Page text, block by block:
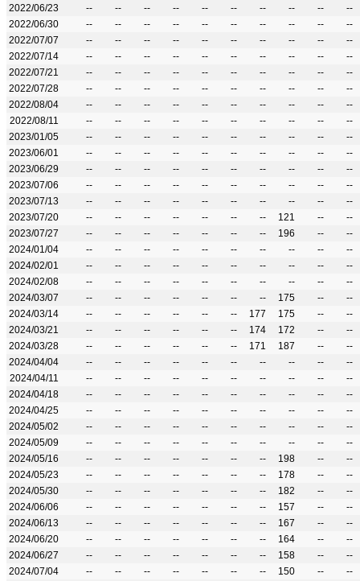
2022/06/23 -- -- -- -- -- -- -- -- --
--
2022/06/30
-- -- -- -- -- -- -- -- --
--
2022/07/07
-- -- -- -- -- -- -- -- --
--
2022/07/14
-- -- -- -- -- -- -- -- --
--
2022/07/21
-- -- -- -- -- -- -- -- --
--
2022/07/28
-- -- -- -- -- -- -- -- --
--
2022/08/04
-- -- -- -- -- -- -- -- --
--
2022/08/11
-- -- -- -- -- -- -- -- --
--
2023/01/05
-- -- -- -- -- -- -- -- --
--
2023/06/01
-- -- -- -- -- -- -- -- --
--
2023/06/29
-- -- -- -- -- -- -- -- --
--
2023/07/06
-- -- -- -- -- -- -- -- --
--
2023/07/13
-- -- -- -- -- -- -- -- --
--
2023/07/20
-- -- -- -- -- -- -- 121 --
--
2023/07/27
-- -- -- -- -- -- -- 196 --
--
2024/01/04
-- -- -- -- -- -- -- -- --
--
2024/02/01
-- -- -- -- -- -- -- -- --
--
2024/02/08
-- -- -- -- -- -- -- -- --
--
2024/03/07
-- -- -- -- -- -- -- 175 --
--
2024/03/14
-- -- -- -- -- -- 177 175 --
--
2024/03/21
-- -- -- -- -- -- 174 172 --
--
2024/03/28
-- -- -- -- -- -- 171 187 --
--
2024/04/04
-- -- -- -- -- -- -- -- --
--
2024/04/11
-- -- -- -- -- -- -- -- --
--
2024/04/18
-- -- -- -- -- -- -- -- --
--
2024/04/25
-- -- -- -- -- -- -- -- --
--
2024/05/02
-- -- -- -- -- -- -- -- --
--
2024/05/09
-- -- -- -- -- -- -- -- --
--
2024/05/16
-- -- -- -- -- -- -- 198 --
--
2024/05/23
-- -- -- -- -- -- -- 178 --
--
2024/05/30
-- -- -- -- -- -- -- 182 --
--
2024/06/06
-- -- -- -- -- -- -- 157 --
--
2024/06/13
-- -- -- -- -- -- -- 167 --
--
2024/06/20
-- -- -- -- -- -- -- 164 --
--
2024/06/27
-- -- -- -- -- -- -- 158 --
--
2024/07/04
-- -- -- -- -- -- -- 150 --
--